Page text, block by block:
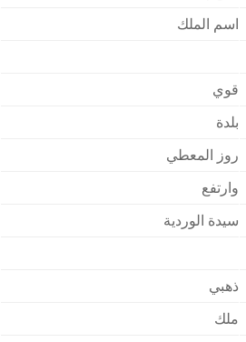
اسم الملك
قوي
بلدة
روز المعطي
وارتفع
سيدة الوردية
ذهبي
ملك